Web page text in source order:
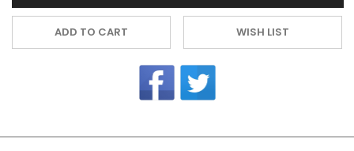
ADD TO CART WISH LIST